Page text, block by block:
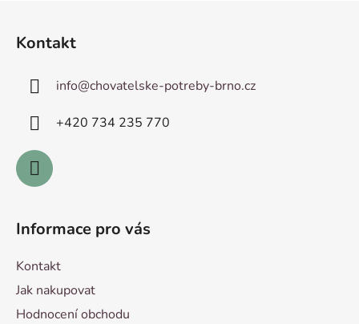
Kontakt
info@chovatelske-potreby-brno.cz
+420 ­734 235 770
Informace pro vás
Kontakt
Jak nakupovat
Hodnocení obchodu